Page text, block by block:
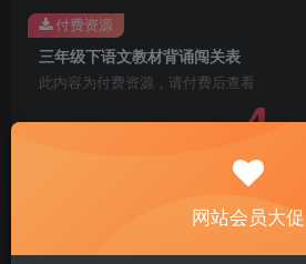
三年级下语文教材背诵闯关表
此内容为付费资源，请付费后查看
4
付费资源
网站会员大促